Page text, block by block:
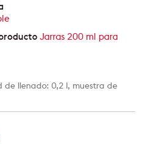
Jarras 200 ml para
de llenado: 0,2 l, muestra de